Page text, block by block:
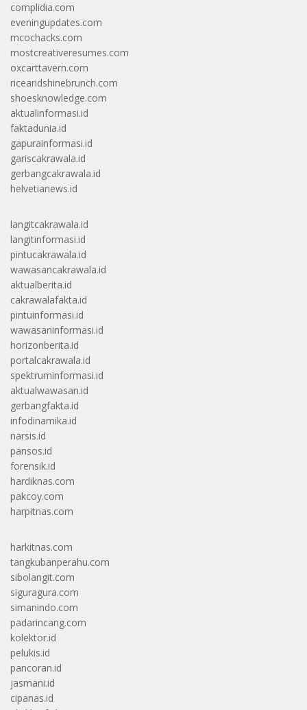
complidia.com
eveningupdates.com
mcochacks.com
mostcreativeresumes.com
oxcarttavern.com
riceandshinebrunch.com
shoesknowledge.com
aktualinformasi.id
faktadunia.id
gapurainformasi.id
gariscakrawala.id
gerbangcakrawala.id
helvetianews.id
langitcakrawala.id
langitinformasi.id
pintucakrawala.id
wawasancakrawala.id
aktualberita.id
cakrawalafakta.id
pintuinformasi.id
wawasaninformasi.id
horizonberita.id
portalcakrawala.id
spektruminformasi.id
aktualwawasan.id
gerbangfakta.id
infodinamika.id
narsis.id
pansos.id
forensik.id
hardiknas.com
pakcoy.com
harpitnas.com
harkitnas.com
tangkubanperahu.com
sibolangit.com
siguragura.com
simanindo.com
padarincang.com
kolektor.id
pelukis.id
pancoran.id
jasmani.id
cipanas.id